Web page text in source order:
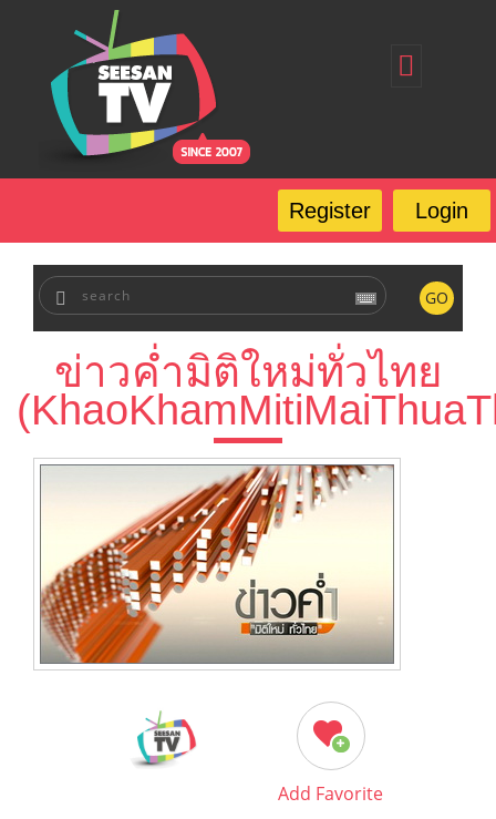
Register
Login
Forgot Password
FAQ
Login
Register
GO
ข่าวค่ำมิติใหม่ทั่วไทย
Add Favorite